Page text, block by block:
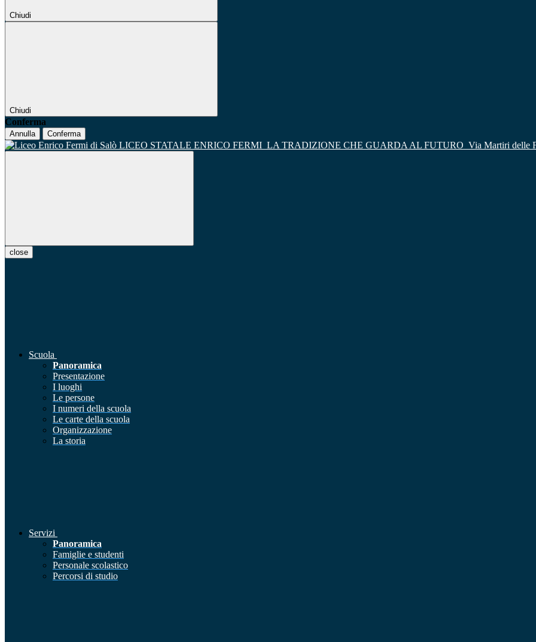
Chiudi
Chiudi
Conferma
Annulla Conferma
LICEO STATALE ENRICO FERMI LA TRADIZIONE CHE GUARDA AL FUTURO Via Martiri delle
close
Scuola
Panoramica
Presentazione
I luoghi
Le persone
I numeri della scuola
Le carte della scuola
Organizzazione
La storia
Servizi
Panoramica
Famiglie e studenti
Personale scolastico
Percorsi di studio